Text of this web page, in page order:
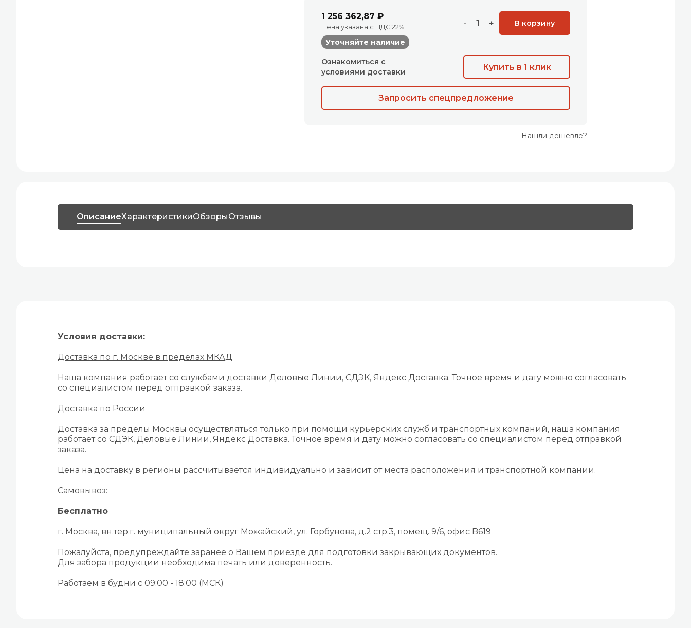
1 256 362,87 ₽
Цена указана с НДС 22%
Уточняйте наличие
- +
Ознакомиться с
условиями доставки
Купить в 1 клик
В корзину
Запросить спецпредложение
Нашли дешевле?
ОписаниеХарактеристикиОбзорыОтзывы
Условия доставки:
Доставка по г. Москве в пределах МКАД
Наша компания работает со службами доставки Деловые Линии, СДЭК, Яндекс Доставка. Точное время и дату можно согласовать
со специалистом перед отправкой заказа.
Доставка по России
Доставка за пределы Москвы осуществляться только при помощи курьерских служб и транспортных компаний, наша компания
работает со СДЭК, Деловые Линии, Яндекс Доставка. Точное время и дату можно согласовать со специалистом перед отправкой
заказа.
Цена на доставку в регионы рассчитывается индивидуально и зависит от места расположения и транспортной компании.
Самовывоз:
Бесплатно
г. Москва, вн.тер.г. муниципальный округ Можайский, ул. Горбунова, д.2 стр.3, помещ. 9/6, офис B619
Пожалуйста, предупреждайте заранее о Вашем приезде для подготовки закрывающих документов.
Для забора продукции необходима печать или доверенность.
Работаем в будни с 09:00 - 18:00 (МСК)